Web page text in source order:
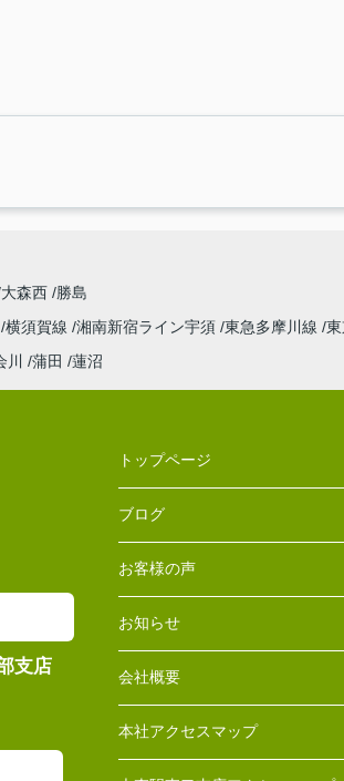
大森西
勝島
横須賀線 湘南新宿ライン宇須 東急多摩川線
川 蒲田 蓮沼
支店
トップページ
ブログ
お客様の声
お知らせ
会社概要
本社アクセスマップ